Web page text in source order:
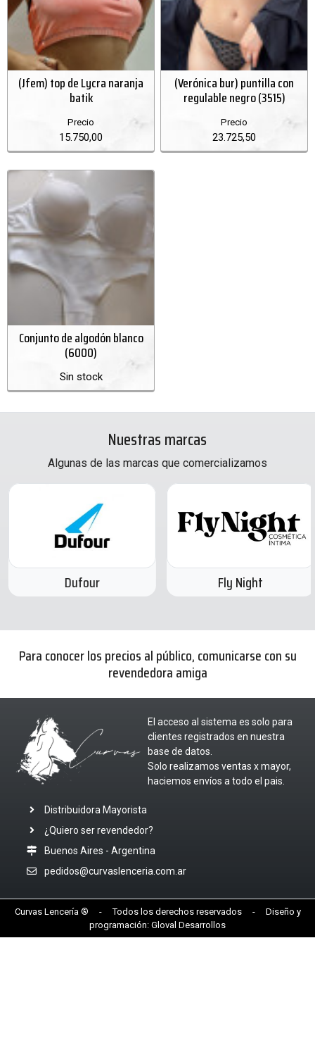
(Jfem) top de Lycra naranja
batik
Precio
15.750,00
(Verónica bur) puntilla con
regulable negro (3515)
Precio
23.725,50
Conjunto de algodón blanco
(6000)
Sin stock
Nuestras marcas
Algunas de las marcas que comercializamos
Dufour Fly Night
Para conocer los precios al público, comunicarse con su
revendedora amiga
El acceso al sistema es solo para
clientes registrados en nuestra
base de datos.
Solo realizamos ventas x mayor,
haciemos envíos a todo el pais.
Distribuidora Mayorista
¿Quiero ser revendedor?
Buenos Aires - Argentina
pedidos@curvaslenceria.com.ar
Curvas Lencería ® - Todos los derechos reservados - Diseño y
programación: Gloval Desarrollos